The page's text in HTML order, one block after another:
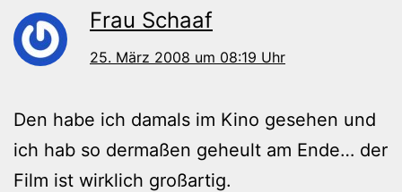
Frau Schaaf
25. März 2008 um 08:19 Uhr
Den habe ich damals im Kino gesehen und
ich hab so dermaßen geheult am Ende… der
Film ist wirklich großartig.